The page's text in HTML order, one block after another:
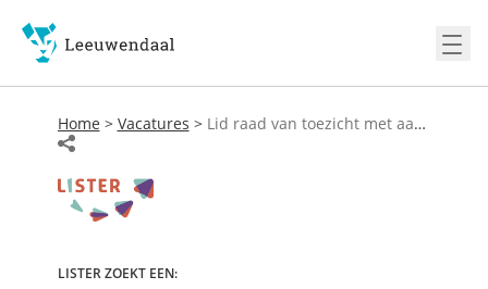
Home > Vacatures > Lid raad van toezicht met aandachtsgebied Financiën
LISTER ZOEKT EEN: